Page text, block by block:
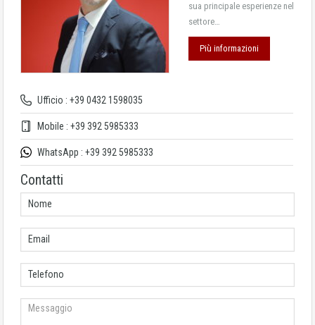
Ufficio : +39 0432 1598035
Mobile : +39 392 5985333
WhatsApp : +39 392 5985333
sua principale esperienze nel
settore…
Più informazioni
Contatti